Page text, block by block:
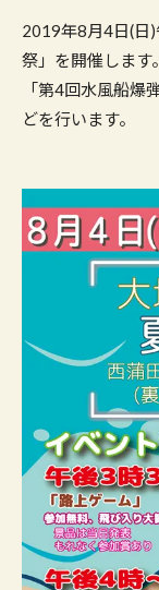
2019年8月4日(日
祭」を開催します
「第4回水風船爆
どを行います。